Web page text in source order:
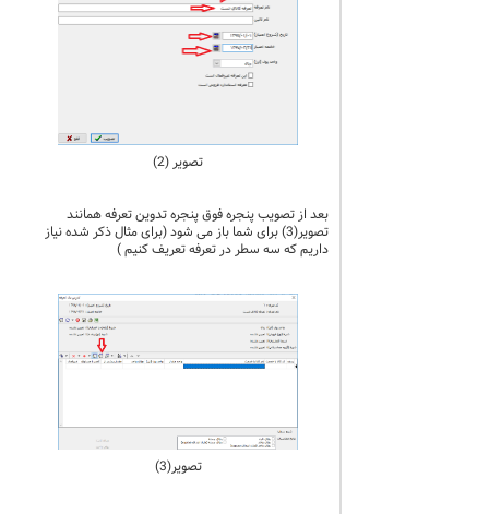
تصویر (2)
بعد از تصویب پنجره فوق پنجره تدوین تعرفه همانند
تصویر(3) برای شما باز می شود (برای مثال ذکر شده نیاز
داریم که سه سطر در تعرفه تعریف کنیم )
تصویر(3)